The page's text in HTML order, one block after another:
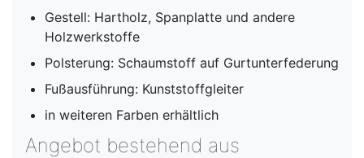
Gestell: Hartholz, Spanplatte und andere
Holzwerkstoffe
Polsterung: Schaumstoff auf Gurtunterfederung
Fußausführung: Kunststoffgleiter
in weiteren Farben erhältlich
Angebot bestehend aus